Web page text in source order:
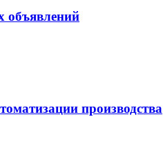
объявлений
производства